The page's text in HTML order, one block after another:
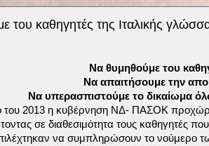
του καθηγητές της Ιταλικής
Να θυμηθούμε του
Να απαιτήσουμε την
Να υπερασπιστούμε το δικαίωμα
του 2013 η κυβέρνηση ΝΔ- ΠΑΣΟΚ
σε διαθεσιμότητα τους καθηγητές
να συμπληρώσουν το νούμερο